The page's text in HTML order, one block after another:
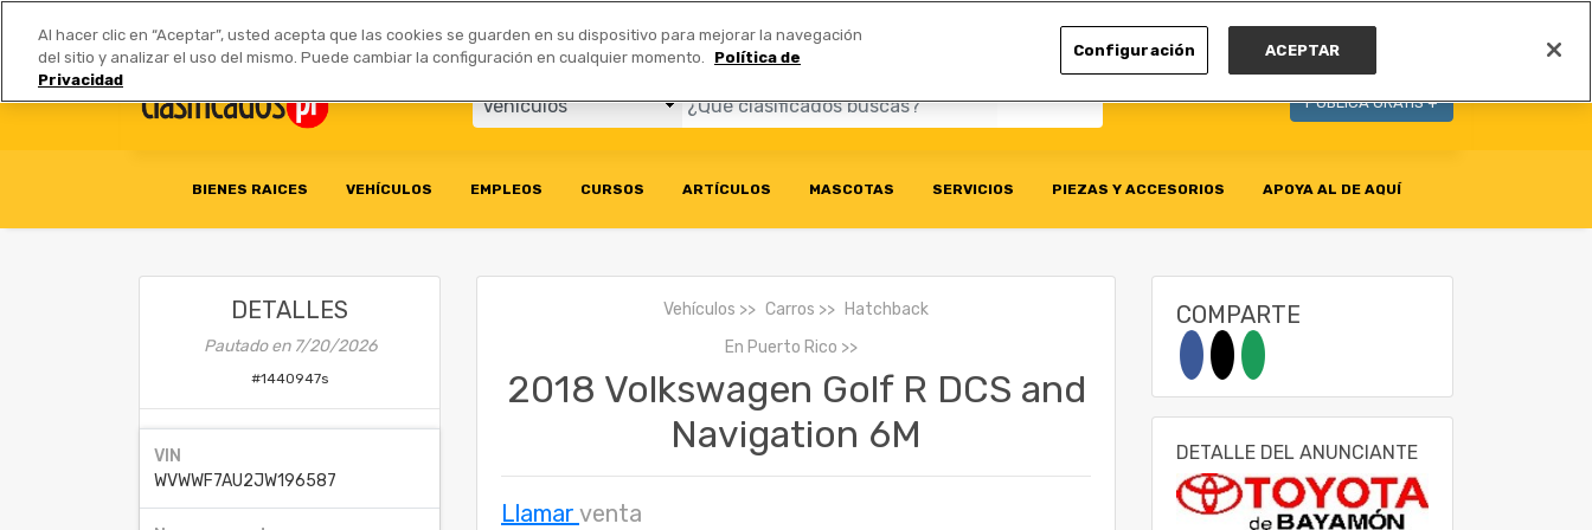
Anúnciate | Tarifas Socios Comerciales
PUBLICA GRATIS +
BIENES RAICES VEHÍCULOS EMPLEOS CURSOS ARTÍCULOS MASCOTAS SERVICIOS PIEZAS Y ACCESORIOS APOYA AL DE AQUÍ
DETALLES
Pautado en 7/20/2026
#1440947s
VIN
WVWWF7AU2JW196587
Vehículos Carros
Hatchback
En Puerto Rico
2018 Volkswagen Golf R DCS and
Navigation 6M
Llamar venta
COMPARTE
DETALLE DEL ANUNCIANTE
Al hacer clic en “Aceptar”, usted acepta que las cookies se guarden en su dispositivo para mejorar la navegación
del sitio y analizar el uso del mismo. Puede cambiar la configuración en cualquier momento.
Política de
Privacidad
Configuración ACEPTAR